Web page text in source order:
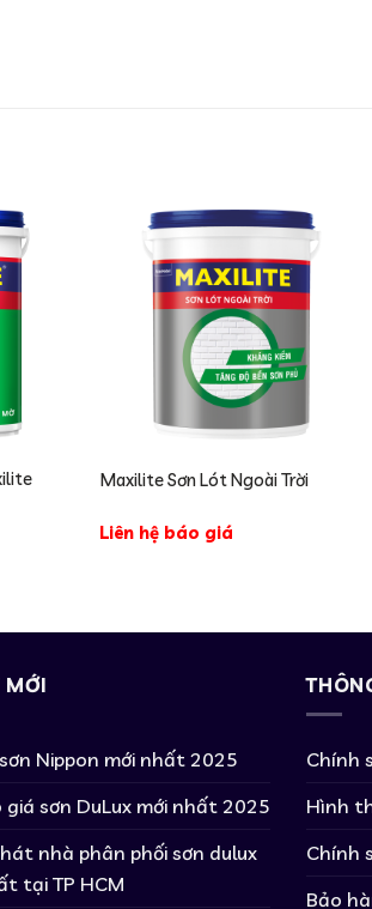
Maxilite Sơn Lót Ngoài Trời
Liên hệ báo giá
MỚI
Nippon mới nhất 2025
giá sơn DuLux mới nhất 2025
nhà phân phối sơn dulux
tại TP HCM
Chính
Hình
Chính
Bảo